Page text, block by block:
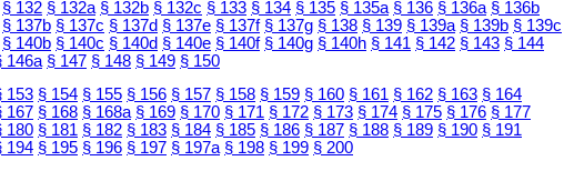
§ 132 § 132a § 132b § 132c § 133 § 134 § 135 § 135a § 136 § 136a § 136b
§ 137b § 137c § 137d § 137e § 137f § 137g § 138 § 139 § 139a § 139b § 139c
§ 140b § 140c § 140d § 140e § 140f § 140g § 140h § 141 § 142 § 143 § 144
146a § 147 § 148 § 149 § 150
153 § 154 § 155 § 156 § 157 § 158 § 159 § 160 § 161 § 162 § 163 § 164
167 § 168 § 168a § 169 § 170 § 171 § 172 § 173 § 174 § 175 § 176 § 177
180 § 181 § 182 § 183 § 184 § 185 § 186 § 187 § 188 § 189 § 190 § 191
194 § 195 § 196 § 197 § 197a § 198 § 199 § 200